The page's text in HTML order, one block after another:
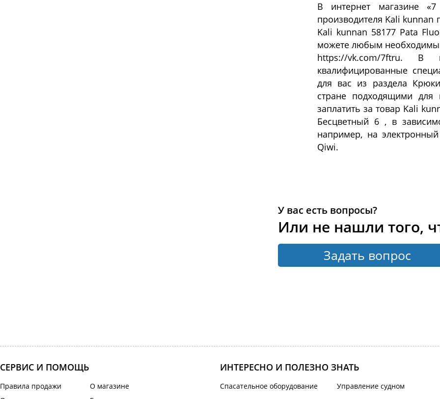
В интернет магазине
производителя Kali
Kali kunnan 58177 Pata
можете любым
https://vk.com/7ftru. В
квалифицированные
для вас из раздела
стране подходящими для
заплатить за товар Kali
Бесцветный 6 , в
например, на
Qiwi.
У вас есть вопросы?
Или не нашли того,
Задать вопрос
СЕРВИС И ПОМОЩЬ
Правила продажи
О магазине
ИНТЕРЕСНО И ПОЛЕЗНО ЗНАТЬ
Спасательное оборудование Управление судном